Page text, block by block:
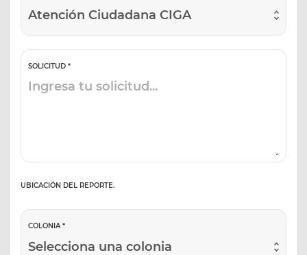
Atención Ciudadana CIGA
SOLICITUD *
UBICACIÓN DEL REPORTE.
COLONIA *
Selecciona una colonia